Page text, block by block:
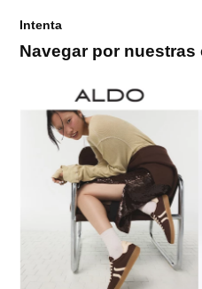
Intenta
Navegar por nuestras